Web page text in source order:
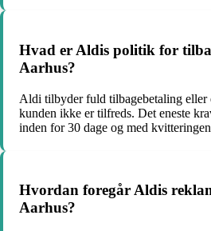
Hvad er Aldis politik for
Aarhus?
Aldi tilbyder fuld tilbagebetaling eller
kunden ikke er tilfreds. Det eneste
inden for 30 dage og med
Hvordan foregår Aldis
Aarhus?